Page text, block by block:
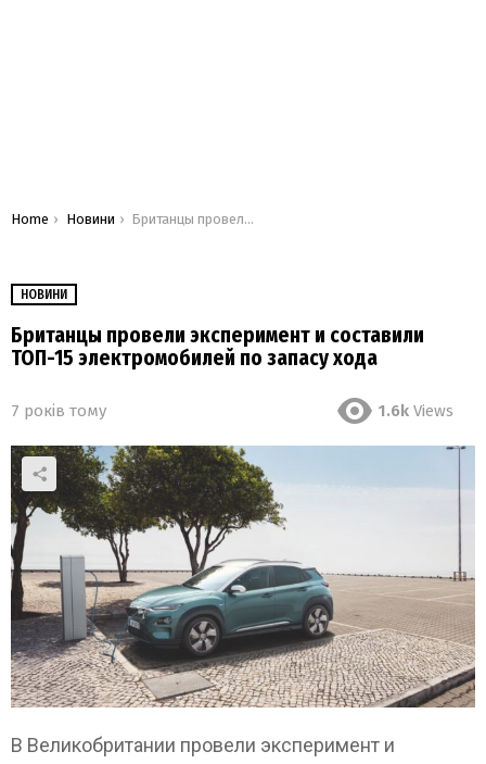
You are here:
Home Новини Британцы провели эксперимент и составили ТОП-15 электромобилей по запасу хода
НОВИНИ
Британцы провели эксперимент и составили
ТОП-15 электромобилей по запасу хода
7 років тому 1.6k Views
В Великобритании провели эксперимент и